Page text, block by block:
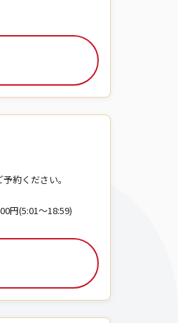
約ください。
円(5:01～18:59)